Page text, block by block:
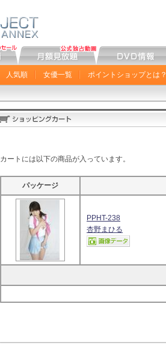
人気順 女優一覧 ポイントショップとは？
カートには以下の商品が入っています。
パッケージ
PPHT-238
杏野まひる